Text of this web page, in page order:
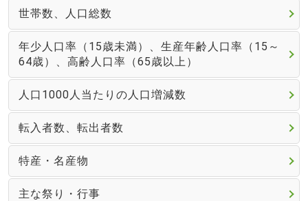
世帯数、人口総数
年少人口率（15歳未満）、生産年齢人口率（15～
64歳）、高齢人口率（65歳以上）
人口1000人当たりの人口増減数
転入者数、転出者数
特産・名産物
主な祭り・行事